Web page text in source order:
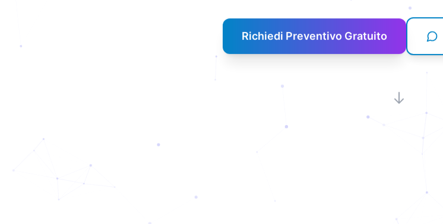
Richiedi Preventivo Gratuito